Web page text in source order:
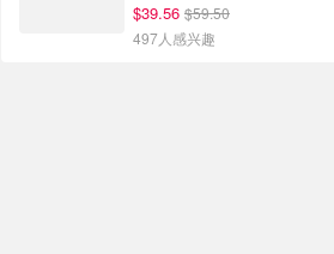
$39.56 $59.50
497人感兴趣